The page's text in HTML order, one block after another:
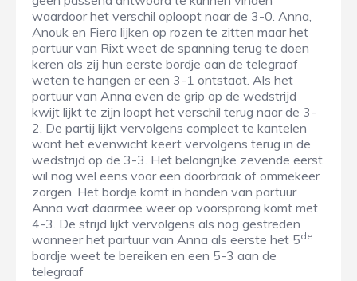
waardoor het verschil oploopt naar de 3-0. Anna,
Anouk en Fiera lijken op rozen te zitten maar het
partuur van Rixt weet de spanning terug te doen
keren als zij hun eerste bordje aan de telegraaf
weten te hangen er een 3-1 ontstaat. Als het
partuur van Anna even de grip op de wedstrijd
kwijt lijkt te zijn loopt het verschil terug naar de 3-
2. De partij lijkt vervolgens compleet te kantelen
want het evenwicht keert vervolgens terug in de
wedstrijd op de 3-3. Het belangrijke zevende eerst
wil nog wel eens voor een doorbraak of ommekeer
zorgen. Het bordje komt in handen van partuur
Anna wat daarmee weer op voorsprong komt met
4-3. De strijd lijkt vervolgens als nog gestreden
wanneer het partuur van Anna als eerste het 5de
bordje weet te bereiken en een 5-3 aan de
telegraaf